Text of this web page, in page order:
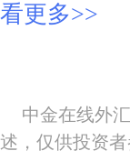
看更多>>
中金在线外
述，仅供投资